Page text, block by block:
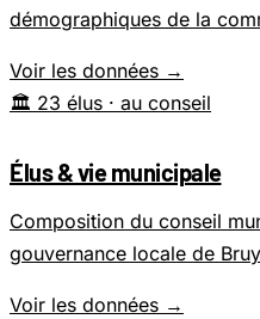
démographiques de la
Voir les données →
🏛️ 23 élus · au conseil
Élus & vie municipale
Composition du conseil
gouvernance locale de
Voir les données →